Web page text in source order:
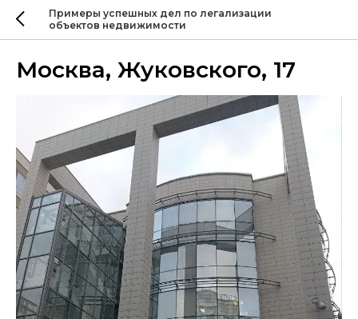
Примеры успешных дел по легализации
объектов недвижимости
Москва, Жуковского, 17